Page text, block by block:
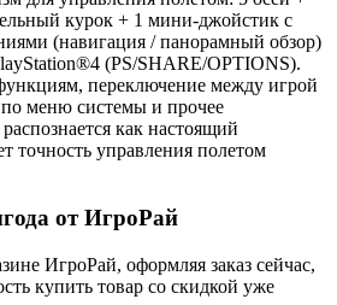
курок + 1 мини-джойстик с
(навигация / панорамный обзор)
(PS/SHARE/OPTIONS).
переключение между игрой
меню системы и прочее
как настоящий
точность управления полетом
от ИгроРай
ИгроРай, оформляя заказ сейчас,
купить товар со скидкой уже